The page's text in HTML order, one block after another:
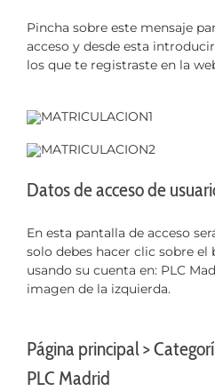
Pincha sobre este mensaje
acceso y desde esta
los que te registraste en la
Datos de acceso de
En esta pantalla de acceso
solo debes hacer clic sobre el
usando su cuenta en: PLC
imagen de la izquierda.
Página principal >
PLC Madrid